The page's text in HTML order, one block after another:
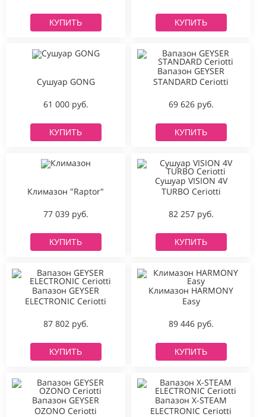
КУПИТЬ КУПИТЬ
Сушуар GONG
61 000 руб.
КУПИТЬ
Вапазон GEYSER
STANDARD Ceriotti
69 626 руб.
КУПИТЬ
Климазон "Raptor"
77 039 руб.
КУПИТЬ
Сушуар VISION 4V
TURBO Ceriotti
82 257 руб.
КУПИТЬ
Вапазон GEYSER
ELECTRONIC Ceriotti
87 802 руб.
КУПИТЬ
Климазон HARMONY
Easy
89 446 руб.
КУПИТЬ
Вапазон GEYSER
OZONO Ceriotti
Вапазон X-STEAM
ELECTRONIC Ceriotti